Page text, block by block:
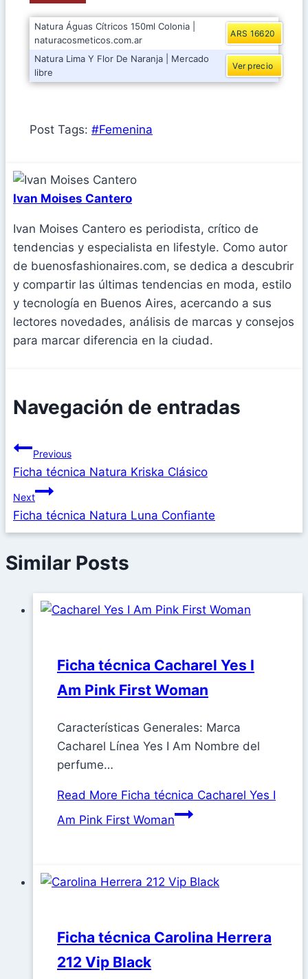
Natura Águas Cítricos 150ml Colonia |
naturacosmeticos.com.ar
ARS 16620
Natura Lima Y Flor De Naranja | Mercado
libre
Ver precio
Post Tags: #Femenina
Ivan Moises Cantero
Ivan Moises Cantero es periodista, crítico de
tendencias y especialista en lifestyle. Como autor
de buenosfashionaires.com, se dedica a descubrir
y compartir las últimas tendencias en moda, estilo
y tecnología en Buenos Aires, acercando a sus
lectores novedades, análisis de marcas y consejos
para marcar diferencia en la ciudad.
Navegación de entradas
Previous
Ficha técnica Natura Kriska Clásico
Next
Ficha técnica Natura Luna Confiante
Similar Posts
Ficha técnica Cacharel Yes I
Am Pink First Woman
Características Generales: Marca
Cacharel Línea Yes I Am Nombre del
perfume…
Read More Ficha técnica Cacharel Yes I
Am Pink First Woman
Ficha técnica Carolina Herrera
212 Vip Black